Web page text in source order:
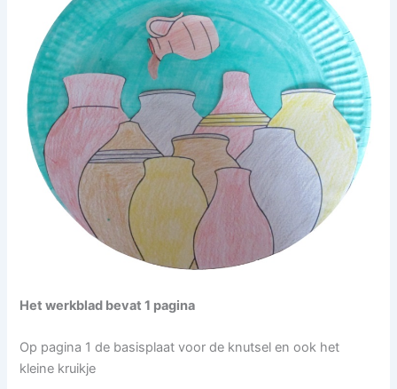
Het werkblad bevat 1 pagina
Op pagina 1 de basisplaat voor de knutsel en ook het
kleine kruikje